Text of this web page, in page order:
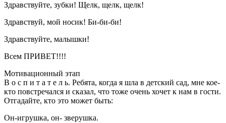
Здравствуйте, зубки! Щелк, щелк, щелк!
Здравствуй, мой носик! Би-би-би!
Здравствуйте, малышки!
Всем ПРИВЕТ!!!!
Мотивационный этап
В о с п и т а т е л ь. Ребята, когда я шла в детский сад, мне кое-
кто повстречался и сказал, что тоже очень хочет к нам в гости.
Отгадайте, кто это может быть:
Он-игрушка, он- зверушка.